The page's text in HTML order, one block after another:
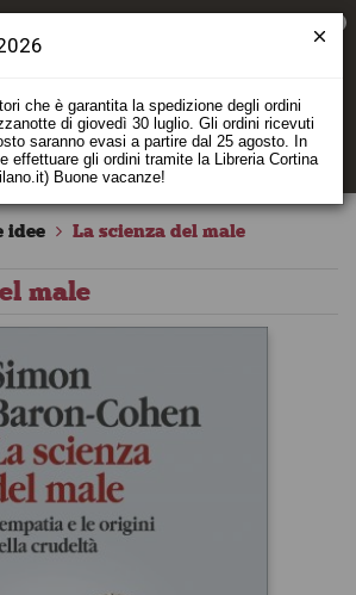
idee La scienza del male
male
che è garantita la spedizione degli ordini
di giovedì 30 luglio. Gli ordini ricevuti
saranno evasi a partire dal 25 agosto. In
effettuare gli ordini tramite la Libreria Cortina
Buone vacanze!